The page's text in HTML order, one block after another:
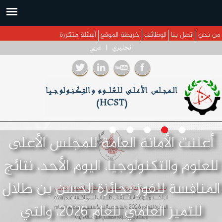
من نحن اتصل بنا الوظائف خريطة الموقع أسئلة متكررة
انجليزي عربي
أعلنت الأمانة العامة للمجلس الأعلى
للعلوم والتكنولوجيا، اليوم الأحد، نتائج
المنافسة للفوز بجائزة الحسن بن طلال
للتميز العلمي للعام 2026، والتي